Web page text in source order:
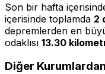
Son bir hafta
içerisinde toplamda 2
depremlerden en
odaklısı 13.30
Diğer